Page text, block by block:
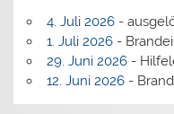
4. Juli 2026-
1. Juli 2026-
29. Juni 2026-
12. Juni 2026-